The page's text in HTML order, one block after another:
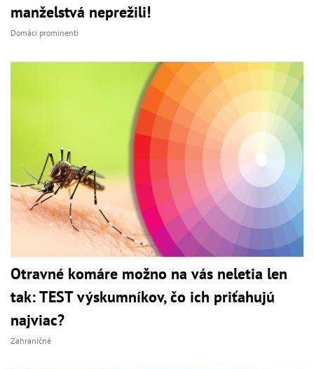
manželstvá neprežili!
Domáci prominenti
Otravné komáre možno na vás neletia len
tak: TEST výskumníkov, čo ich priťahujú
najviac?
Zahraničné